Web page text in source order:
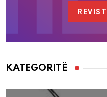
KATEGORITË